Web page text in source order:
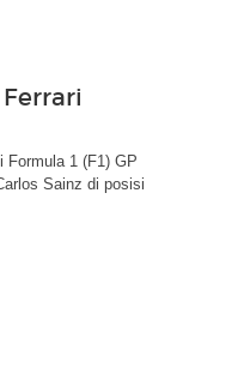
Formula 1 (F1) GP
Sainz di posisi